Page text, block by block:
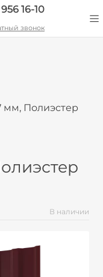
16-10
звонок
мм, Полиэстер
В наличии